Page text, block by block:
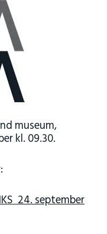
museum,
kl. 09.30.
24. september